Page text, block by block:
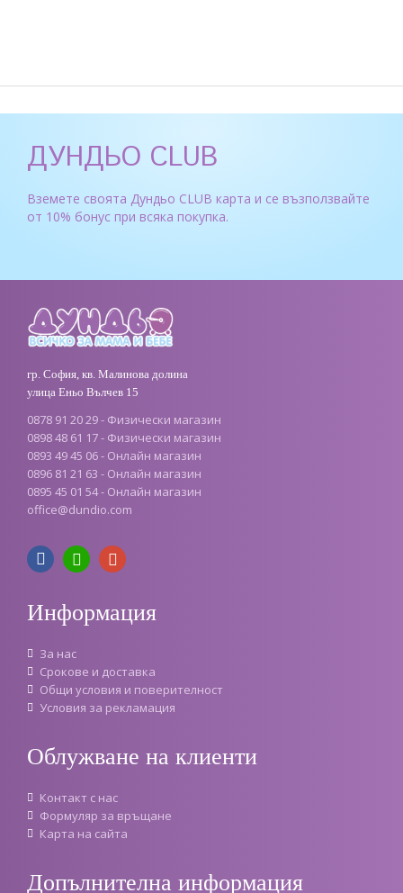
ДУНДЬО CLUB
Вземете своята Дундьо CLUB карта и се възползвайте
от 10% бонус при всяка покупка.
гр. София, кв. Малинова долина
улица Еньо Вълчев 15
0878 91 20 29 - Физически магазин
0898 48 61 17 - Физически магазин
0893 49 45 06 - Онлайн магазин
0896 81 21 63 - Онлайн магазин
0895 45 01 54 - Онлайн магазин
office@dundio.com
Информация
За нас
Срокове и доставка
Oбщи условия и поверителност
Условия за рекламация
Облужване на клиенти
Контакт с нас
Формуляр за връщане
Карта на сайта
Допълнителна информация